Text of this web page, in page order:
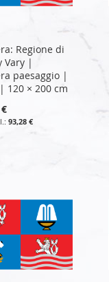
Regione di
Vary |
paesaggio |
120 × 200 cm
93,28 €